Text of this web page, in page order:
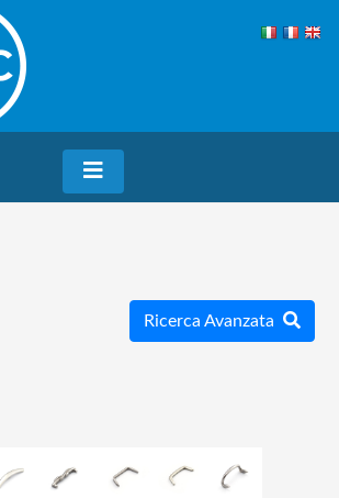
Ricerca Avanzata